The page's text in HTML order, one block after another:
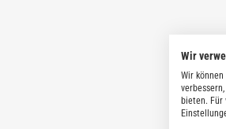
Wir
Wir
bieten. Für